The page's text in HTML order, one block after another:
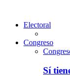
Electoral
Congreso
Sí